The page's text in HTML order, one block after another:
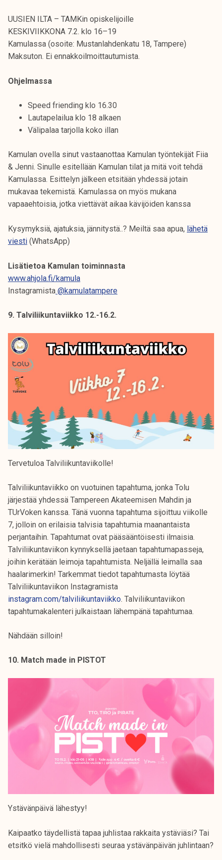
UUSIEN ILTA – TAMKin opiskelijoille
KESKIVIIKKONA 7.2. klo 16–19
Kamulassa (osoite: Mustanlahdenkatu 18, Tampere)
Maksuton. Ei ennakkoilmoittautumista.
Ohjelmassa
Speed friending klo 16.30
Lautapelailua klo 18 alkaen
Välipalaa tarjolla koko illan
Kamulan ovella sinut vastaanottaa Kamulan työntekijät Fiia
& Jenni. Sinulle esitellään Kamulan tilat ja mitä voit tehdä
Kamulassa. Esittelyn jälkeen etsitään yhdessä jotain
mukavaa tekemistä. Kamulassa on myös mukana
vapaaehtoisia, jotka viettävät aikaa kävijöiden kanssa
Kysymyksiä, ajatuksia, jännitystä..? Meiltä saa apua, lähetä
viesti (WhatsApp)
Lisätietoa Kamulan toiminnasta
www.ahjola.fi/kamula
Instagramista @kamulatampere
9. Talviliikuntaviikko 12.-16.2.
Tervetuloa Talviliikuntaviikolle!
Talviliikuntaviikko on vuotuinen tapahtuma, jonka Tolu
järjestää yhdessä Tampereen Akateemisen Mahdin ja
TUrVoken kanssa. Tänä vuonna tapahtuma sijoittuu viikolle
7, jolloin on erilaisia talvisia tapahtumia maanantaista
perjantaihin. Tapahtumat ovat pääsääntöisesti ilmaisia.
Talviliikuntaviikon kynnyksellä jaetaan tapahtumapasseja,
joihin kerätään leimoja tapahtumista. Neljällä leimalla saa
haalarimerkin! Tarkemmat tiedot tapahtumasta löytää
Talviliikuntaviikon Instagramista
instagram.com/talviliikuntaviikko. Talviliikuntaviikon
tapahtumakalenteri julkaistaan lähempänä tapahtumaa.
Nähdään silloin!
10. Match made in PISTOT
Ystävänpäivä lähestyy!
Kaipaatko täydellistä tapaa juhlistaa rakkaita ystäviäsi? Tai
etsitkö vielä mahdollisesti seuraa ystävänpäivän juhlintaan?